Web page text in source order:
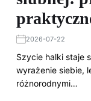
2026-07-22
Szycie halki staje
wyrażenie siebie,
różnorodnymi…